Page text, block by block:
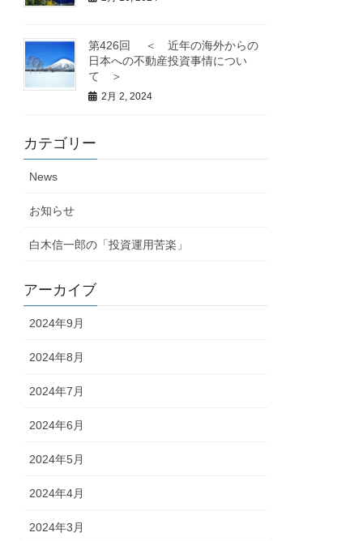
第426回 ＜ 近年の海外からの
日本への不動産投資事情につい
て ＞
2月 2, 2024
カテゴリー
News
お知らせ
白木信一郎の「投資運用苦楽」
アーカイブ
2024年9月
2024年8月
2024年7月
2024年6月
2024年5月
2024年4月
2024年3月